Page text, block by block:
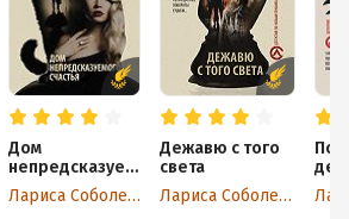
Дом
непредсказуем
ого счастья
Лариса Соболева
Дежавю с того
света
Лариса Соболева